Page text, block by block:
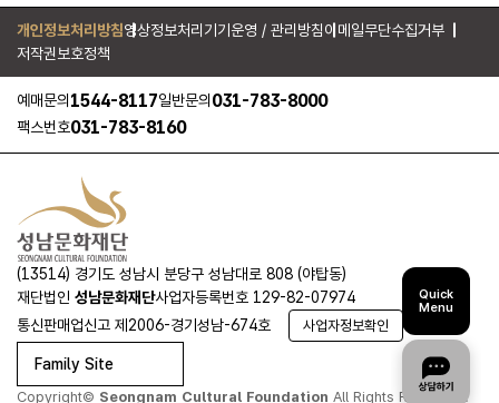
Quick
Menu
개인정보처리방침영상정보처리기기운영 / 관리방침이메일무단수집거부
저작권보호정책
예매문의 1544-8117일반문의 031-783-8000
팩스번호031-783-8160
(13514) 경기도 성남시 분당구 성남대로 808 (야탑동)
재단법인 성남문화재단사업자등록번호 129-82-07974
통신판매업신고 제2006-경기성남-674호
사업자정보확인
Family Site
Copyright© Seongnam Cultural Foundation All Rights Reserved.